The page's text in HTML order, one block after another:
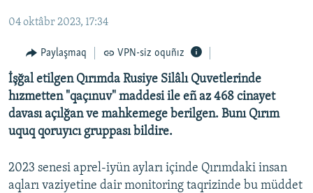
SÜRET
BLOGLAR
FİKİR
Українською
04 oktâbr 2023, 17:34
Paylaşmaq VPN-siz oquñız
İşğal etilgen Qırımda Rusiye Silâlı Quvetlerinde
hızmetten "qaçınuv" maddesi ile eñ az 468 cinayet
davası açılğan ve mahkemege berilgen. Bunı Qırım
uquq qoruyıcı gruppası bildire.
2023 senesi aprel-iyün ayları içinde Qırımdaki insan
aqları vaziyetine dair monitoring taqrizinde bu müddet